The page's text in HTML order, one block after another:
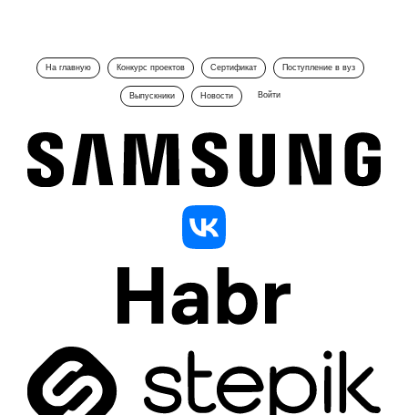
На главную Конкурс проектов Сертификат Поступление в вуз
Выпускники Новости Войти